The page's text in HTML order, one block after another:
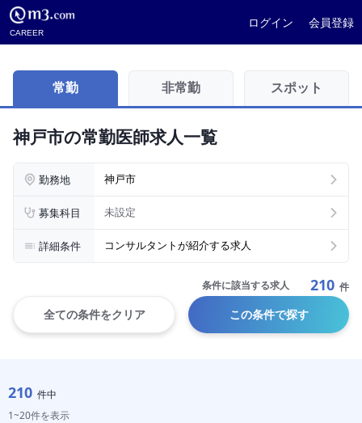
CAREER
ログイン 会員登録
常勤 非常勤 スポット
神戸市の常勤医師求人一覧
勤務地 神戸市
募集科目 未設定
詳細条件 コンサルタントが紹介する求人
条件に該当する求人 210 件
全ての条件をクリア この条件で探す
210 件中
1~20件を表示